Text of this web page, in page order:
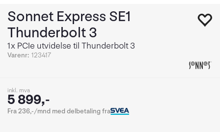
Sonnet Express SE1
Thunderbolt 3
1x PCIe utvidelse til Thunderbolt 3
Varenr: 123417
inkl. mva
5 899,-
Fra 236,-/mnd med delbetaling fra